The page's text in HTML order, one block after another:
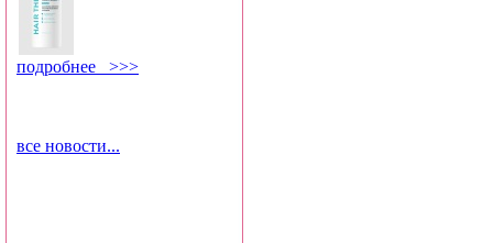
подробнее >>>
все новости...